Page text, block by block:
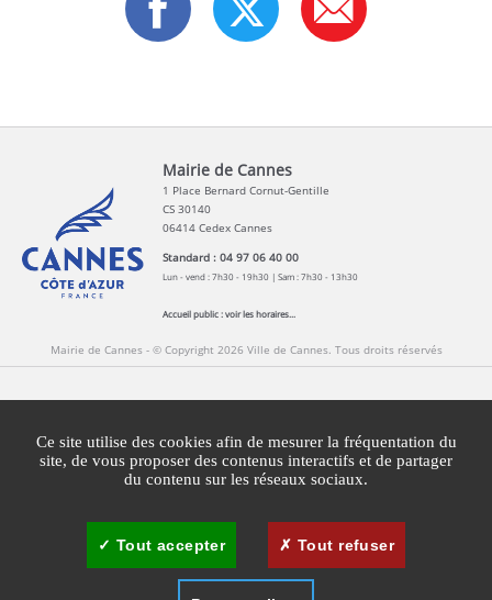
Mairie de Cannes
1 Place Bernard Cornut-Gentille
CS 30140
06414 Cedex Cannes
Standard : 04 97 06 40 00
Lun - vend : 7h30 - 19h30 | Sam : 7h30 - 13h30
Accueil public :voir les horaires...
Mairie de Cannes - © Copyright 2026 Ville de Cannes. Tous droits réservés
Mentions légales Agglomération Cannes Lérins
Plan du site Gestion des cookies
Ce site utilise des cookies afin de mesurer la fréquentation du
site, de vous proposer des contenus interactifs et de partager
du contenu sur les réseaux sociaux.
Tout accepter Tout refuser